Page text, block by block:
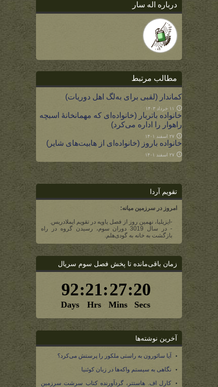
درباره اله سار
مطالب مرتبط
کماندار (لقبی برای به‌لگ اهل دوریات)
۱۱ خرداد ۱۴۰۳
خانواده باتربار (خانواده‌ای که مهمانخانۀ اسبچه
راهوار را اداره می‌کرد)
۲۷ اسفند ۱۴۰۱
خانواده باروز (خانواده‌ای از هابیت‌های شایر)
۲۷ اسفند ۱۴۰۱
تقویم آردا
امروز در سرزمین میانه:
-ایزیلیا، نهمین روز از فصل یاویه در تقویم ایملادریس.
- در سال 3019 دوران سوم، رسیدن گروه در راه
بازگشت به خانه به گودی‌هلم.
زمان باقی‌مانده تا پخش فصل سوم سریال
آخرین نوشته‌ها
آیا سائورون به راستی ملکور را پرستش می‌کرد؟
نگاهی به سیستم واکه‌ها در زبان کوئنیا
کارل اف. هاستتر، گردآورنده کتاب سرشت سرزمین